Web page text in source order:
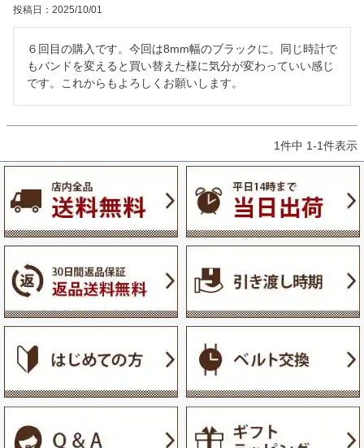
投稿日 2025/10/01
６回目の購入です。今回は8mm幅のブラックに。同じ時計で
もバンドを変えると買い替えた様に気分が変わっていい感じ
です。これからもよろしくお願いします。
1件中 1-1件表示